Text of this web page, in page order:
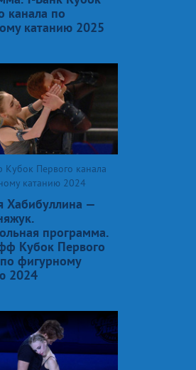
канала по
катанию 2025
Кубок Первого канала
катанию 2024
Хабибуллина —
программа.
Кубок Первого
фигурному
2024